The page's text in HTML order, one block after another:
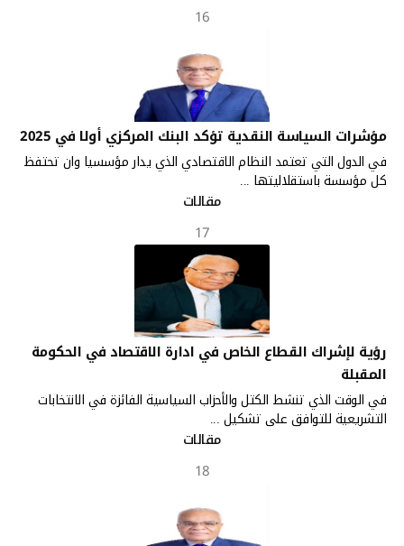
16
مؤشرات السياسة النقدية تؤكد البنك المركزي أولا في 2025
في الدول التي تعتمد النظام الاقتصادي الذي يدار مؤسسيا وان تحتفظ
كل مؤسسة باستقلاليتها ...
مقالات
17
رؤية لإشراك القطاع الخاص في ادارة الاقتصاد في الحكومة
المقبلة
في الوقت الذي تنشط الكتل والأحزاب السياسية الفائزة في الانتخابات
التشريعية للتوافق على تشكيل ...
مقالات
18